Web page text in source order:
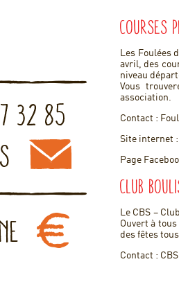
Courses
Les Foulées
avril, des
niveau
Vous
association.
Contact :
Site internet
Page
Club
Le CBS –
Ouvert à
des fêtes
Contact :